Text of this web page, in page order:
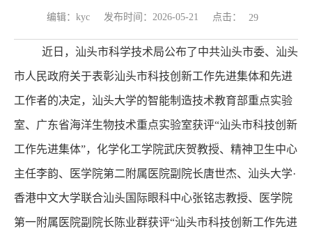
编辑：kyc 发布时间：2026-05-21 点击： 29
近日，汕头市科学技术局公布了中共汕头市委、汕头
市人民政府关于表彰汕头市科技创新工作先进集体和先进
工作者的决定，汕头大学的智能制造技术教育部重点实验
室、广东省海洋生物技术重点实验室获评“汕头市科技创新
工作先进集体”，化学化工学院武庆贺教授、精神卫生中心
主任李韵、医学院第二附属医院副院长唐世杰、汕头大学·
香港中文大学联合汕头国际眼科中心张铭志教授、医学院
第一附属医院副院长陈业群获评“汕头市科技创新工作先进